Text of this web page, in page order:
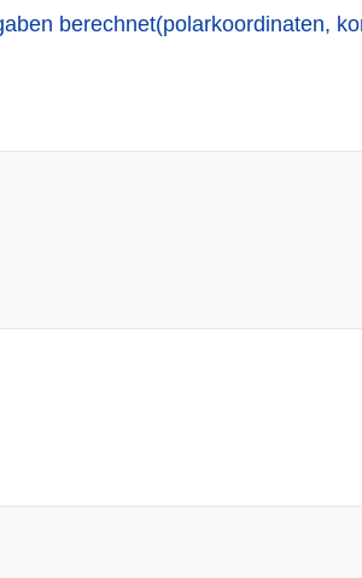
berechnet(polarkoordinaten,